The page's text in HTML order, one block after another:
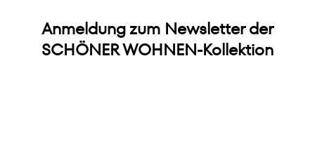
Anmeldung zum Newsletter der
SCHÖNER WOHNEN-Kollektion